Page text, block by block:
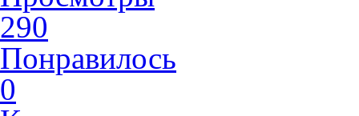
290
Понравилось
0